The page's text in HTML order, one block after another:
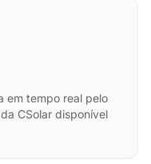
em tempo real pelo
CSolar disponível